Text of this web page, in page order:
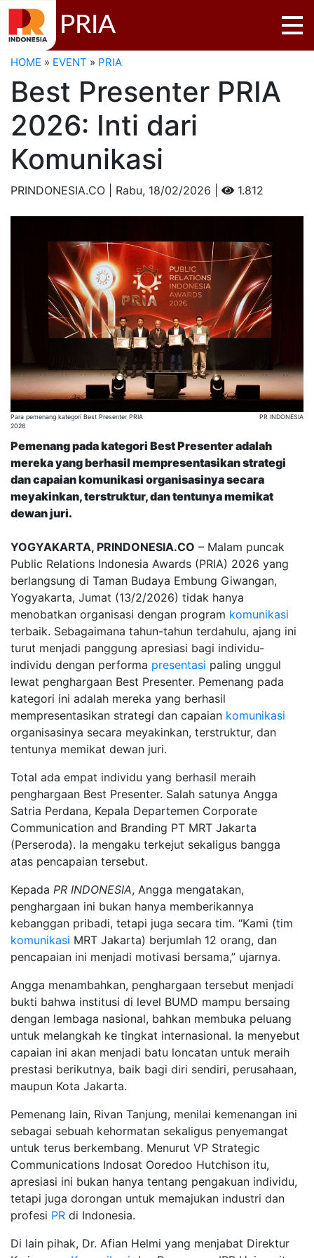
PRIA
HOME » EVENT » PRIA
Best Presenter PRIA
2026: Inti dari
Komunikasi
PRINDONESIA.CO | Rabu, 18/02/2026 | 1.812
Para pemenang kategori Best Presenter PRIA
2026
PR INDONESIA
Pemenang pada kategori Best Presenter adalah
mereka yang berhasil mempresentasikan strategi
dan capaian komunikasi organisasinya secara
meyakinkan, terstruktur, dan tentunya memikat
dewan juri.
YOGYAKARTA, PRINDONESIA.CO – Malam puncak
Public Relations Indonesia Awards (PRIA) 2026 yang
berlangsung di Taman Budaya Embung Giwangan,
Yogyakarta, Jumat (13/2/2026) tidak hanya
menobatkan organisasi dengan program komunikasi
terbaik. Sebagaimana tahun-tahun terdahulu, ajang ini
turut menjadi panggung apresiasi bagi individu-
individu dengan performa presentasi paling unggul
lewat penghargaan Best Presenter. Pemenang pada
kategori ini adalah mereka yang berhasil
mempresentasikan strategi dan capaian komunikasi
organisasinya secara meyakinkan, terstruktur, dan
tentunya memikat dewan juri.
Total ada empat individu yang berhasil meraih
penghargaan Best Presenter. Salah satunya Angga
Satria Perdana, Kepala Departemen Corporate
Communication and Branding PT MRT Jakarta
(Perseroda). Ia mengaku terkejut sekaligus bangga
atas pencapaian tersebut.
Kepada PR INDONESIA, Angga mengatakan,
penghargaan ini bukan hanya memberikannya
kebanggan pribadi, tetapi juga secara tim. “Kami (tim
komunikasi MRT Jakarta) berjumlah 12 orang, dan
pencapaian ini menjadi motivasi bersama,” ujarnya.
Angga menambahkan, penghargaan tersebut menjadi
bukti bahwa institusi di level BUMD mampu bersaing
dengan lembaga nasional, bahkan membuka peluang
untuk melangkah ke tingkat internasional. Ia menyebut
capaian ini akan menjadi batu loncatan untuk meraih
prestasi berikutnya, baik bagi diri sendiri, perusahaan,
maupun Kota Jakarta.
Pemenang lain, Rivan Tanjung, menilai kemenangan ini
sebagai sebuah kehormatan sekaligus penyemangat
untuk terus berkembang. Menurut VP Strategic
Communications Indosat Ooredoo Hutchison itu,
apresiasi ini bukan hanya tentang pengakuan individu,
tetapi juga dorongan untuk memajukan industri dan
profesi PR di Indonesia.
Di lain pihak, Dr. Afian Helmi yang menjabat Direktur